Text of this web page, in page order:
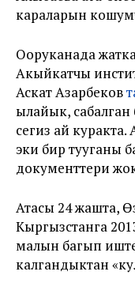
караларын
Ооруканада
Акыйкатчы
Аскат Азарбеков
ылайык,
сегиз ай
эки бир тууганы
документтери
Атасы 24 жашта,
Кыргызстанга
малын багып
калгандыктан